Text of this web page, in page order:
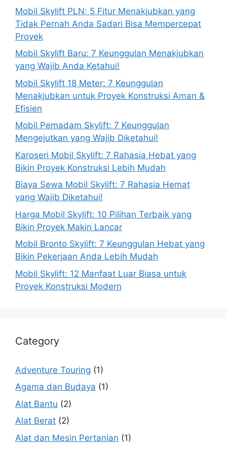
Mobil Skylift PLN: 5 Fitur Menakjubkan yang
Tidak Pernah Anda Sadari Bisa Mempercepat
Proyek
Mobil Skylift Baru: 7 Keunggulan Menakjubkan
yang Wajib Anda Ketahui!
Mobil Skylift 18 Meter: 7 Keunggulan
Menakjubkan untuk Proyek Konstruksi Aman &
Efisien
Mobil Pemadam Skylift: 7 Keunggulan
Mengejutkan yang Wajib Diketahui!
Karoseri Mobil Skylift: 7 Rahasia Hebat yang
Bikin Proyek Konstruksi Lebih Mudah
Biaya Sewa Mobil Skylift: 7 Rahasia Hemat
yang Wajib Diketahui!
Harga Mobil Skylift: 10 Pilihan Terbaik yang
Bikin Proyek Makin Lancar
Mobil Bronto Skylift: 7 Keunggulan Hebat yang
Bikin Pekerjaan Anda Lebih Mudah
Mobil Skylift: 12 Manfaat Luar Biasa untuk
Proyek Konstruksi Modern
Category
Adventure Touring (1)
Agama dan Budaya (1)
Alat Bantu (2)
Alat Berat (2)
Alat dan Mesin Pertanian (1)